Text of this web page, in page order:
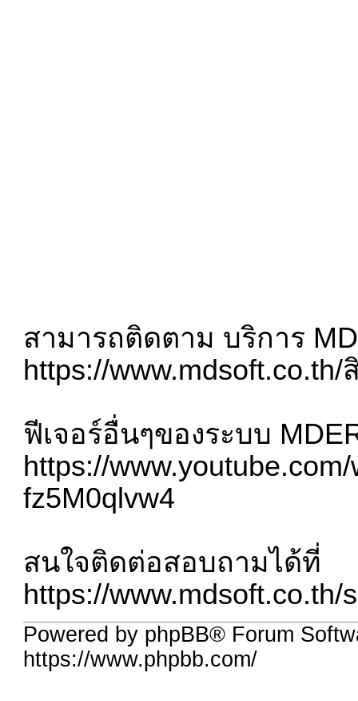
สามารถติดตาม บริการ
https://
ฟีเจอร์อื่นๆของระบบ
https://
fz5M0qlvw4
สนใจติดต่อสอบถามได้ที่
https://
Powered by phpBB® Forum
https://www.phpbb.com/